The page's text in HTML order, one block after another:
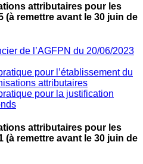
attributaires pour les
(à remettre avant le 30 juin de
de l’AGFPN du 20/06/2023
pour l’établissement du
attributaires
pour la justification
attributaires pour les
(à remettre avant le 30 juin de